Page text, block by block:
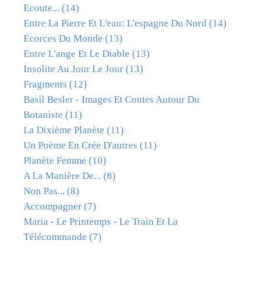
Ecoute... (14)
Entre La Pierre Et L'eau: L'espagne Du Nord (14)
Ecorces Du Monde (13)
Entre L'ange Et Le Diable (13)
Insolite Au Jour Le Jour (13)
Fragments (12)
Basil Besler - Images Et Contes Autour Du
Botaniste (11)
La Dixième Planète (11)
Un Poème En Crée D'autres (11)
Planète Femme (10)
A La Manière De... (8)
Non Pas... (8)
Accompagner (7)
Maria - Le Printemps - Le Train Et La
Télécommande (7)